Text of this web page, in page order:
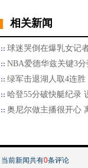
相关新闻
球迷哭倒在爆乳女记
NBA爱德华兹关键3
绿军击退湖人取4连胜
哈登55分破快艇纪录
奥尼尔做主播很开心
当前新闻共有0条评论